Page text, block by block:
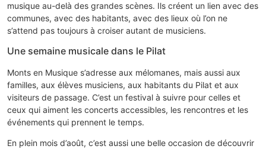
musique au-delà des grandes scènes. Ils créent un lien avec des
communes, avec des habitants, avec des lieux où l’on ne
s’attend pas toujours à croiser autant de musiciens.
Une semaine musicale dans le Pilat
Monts en Musique s’adresse aux mélomanes, mais aussi aux
familles, aux élèves musiciens, aux habitants du Pilat et aux
visiteurs de passage. C’est un festival à suivre pour celles et
ceux qui aiment les concerts accessibles, les rencontres et les
événements qui prennent le temps.
En plein mois d’août, c’est aussi une belle occasion de découvrir